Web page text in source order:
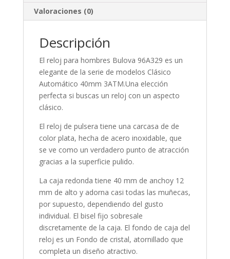
Valoraciones (0)
Descripción
El reloj para hombres Bulova 96A329 es un
elegante de la serie de modelos Clásico
Automático 40mm 3ATM.Una elección
perfecta si buscas un reloj con un aspecto
clásico.
El reloj de pulsera tiene una carcasa de de
color plata, hecha de acero inoxidable, que
se ve como un verdadero punto de atracción
gracias a la superficie pulido.
La caja redonda tiene 40 mm de anchoy 12
mm de alto y adorna casi todas las muñecas,
por supuesto, dependiendo del gusto
individual. El bisel fijo sobresale
discretamente de la caja. El fondo de caja del
reloj es un Fondo de cristal, atornillado que
completa un diseño atractivo.